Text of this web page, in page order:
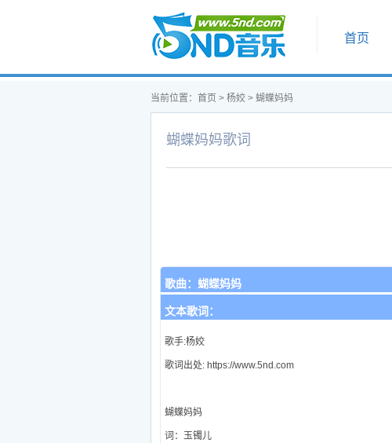
首页
首页
当前位置： 首页 > 杨姣 > 蝴蝶妈妈
蝴蝶妈妈歌词
歌曲： 蝴蝶妈妈
文本歌词：
歌手:杨姣
歌词出处: https://www.5nd.com
蝴蝶妈妈
词：玉镯儿